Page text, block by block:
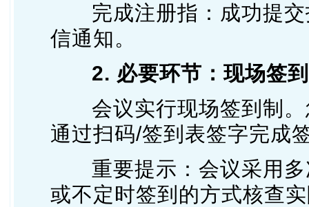
完成注册指：成功提
信通知。
2. 必要环节：现场签到
会议实行现场签到制
通过扫码/签到表签字完成
重要提示：会议采用
或不定时签到的方式核查